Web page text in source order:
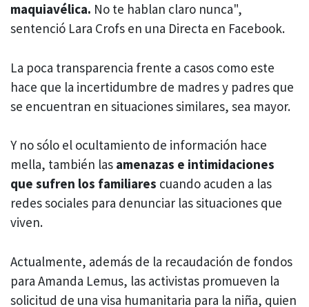
maquiavélica. No te hablan claro nunca",
sentenció Lara Crofs en una Directa en Facebook.
La poca transparencia frente a casos como este
hace que la incertidumbre de madres y padres que
se encuentran en situaciones similares, sea mayor.
Y no sólo el ocultamiento de información hace
mella, también las amenazas e intimidaciones
que sufren los familiares cuando acuden a las
redes sociales para denunciar las situaciones que
viven.
Actualmente, además de la recaudación de fondos
para Amanda Lemus, las activistas promueven la
solicitud de una visa humanitaria para la niña, quien